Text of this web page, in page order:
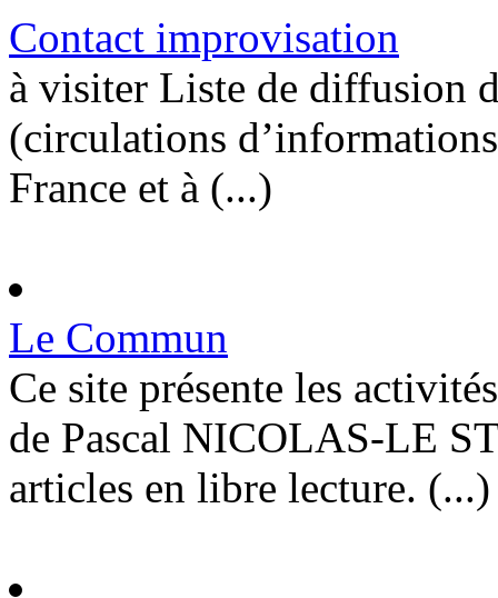
Contact improvisation
à visiter Liste de diffusion
(circulations
France et à (...)
Le Commun
Ce site présente les
de Pascal NICOLAS-LE
articles en libre lecture. (...)